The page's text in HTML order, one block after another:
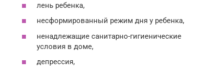
лень ребенка,
несформированный режим дня у ребенка,
ненадлежащие санитарно-гигиенические
условия в доме,
депрессия,